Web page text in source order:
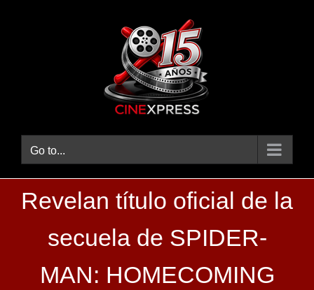
Go to...
Revelan título oficial de la
secuela de SPIDER-
MAN: HOMECOMING